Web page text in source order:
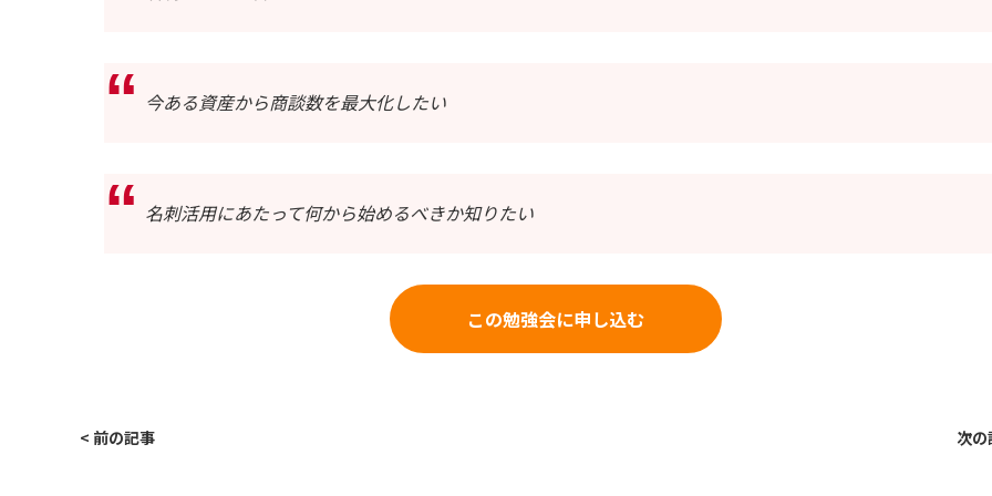
今ある資産から商談数を最大化したい
名刺活用にあたって何から始めるべきか知りたい
この勉強会に申し込む
< 前の記事 次